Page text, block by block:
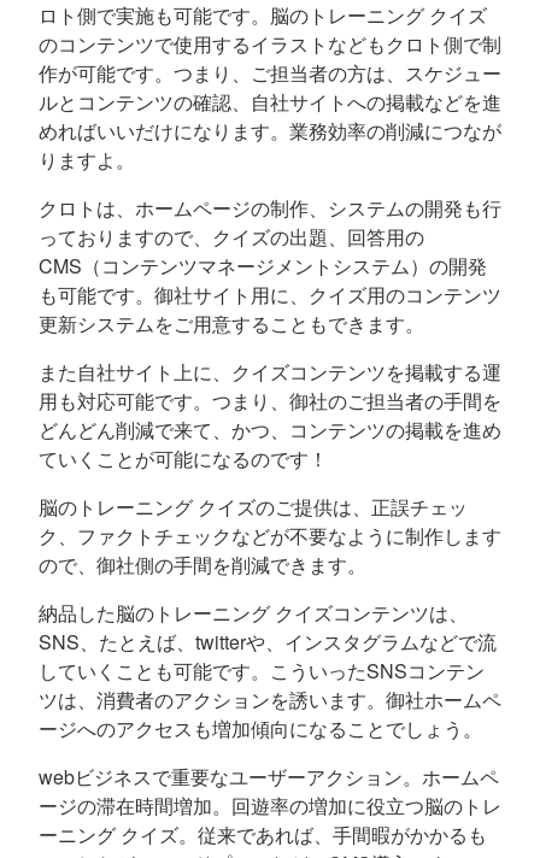
ロト側で実施も可能です。脳のトレーニング クイズ
のコンテンツで使用するイラストなどもクロト側で制
作が可能です。つまり、ご担当者の方は、スケジュー
ルとコンテンツの確認、自社サイトへの掲載などを進
めればいいだけになります。業務効率の削減につなが
りますよ。
クロトは、ホームページの制作、システムの開発も行
っておりますので、クイズの出題、回答用の
CMS（コンテンツマネージメントシステム）の開発
も可能です。御社サイト用に、クイズ用のコンテンツ
更新システムをご用意することもできます。
また自社サイト上に、クイズコンテンツを掲載する運
用も対応可能です。つまり、御社のご担当者の手間を
どんどん削減で来て、かつ、コンテンツの掲載を進め
ていくことが可能になるのです！
脳のトレーニング クイズのご提供は、正誤チェッ
ク、ファクトチェックなどが不要なように制作します
ので、御社側の手間を削減できます。
納品した脳のトレーニング クイズコンテンツは、
SNS、たとえば、twitterや、インスタグラムなどで流
していくことも可能です。こういったSNSコンテン
ツは、消費者のアクションを誘います。御社ホームペ
ージへのアクセスも増加傾向になることでしょう。
webビジネスで重要なユーザーアクション。ホームペ
ージの滞在時間増加。回遊率の増加に役立つ脳のトレ
ーニング クイズ。従来であれば、手間暇がかかるも